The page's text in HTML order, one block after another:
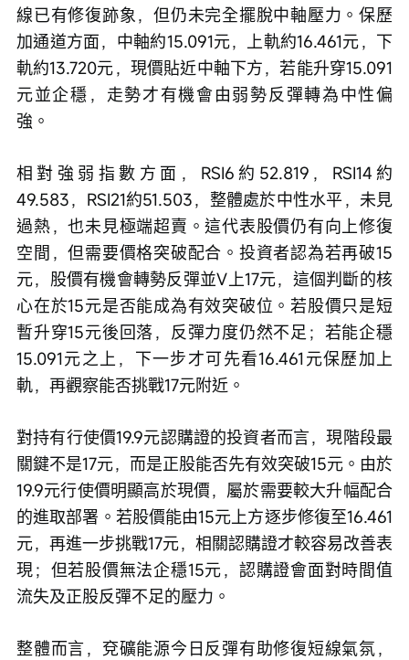
線已有修復跡象，但仍未完全擺脫中軸壓力。保歷
加通道方面，中軸約15.091元，上軌約16.461元，下
軌約13.720元，現價貼近中軸下方，若能升穿15.091
元並企穩，走勢才有機會由弱勢反彈轉為中性偏
強。
相對強弱指數方面，RSI6約52.819，RSI14約
49.583，RSI21約51.503，整體處於中性水平，未見
過熱，也未見極端超賣。這代表股價仍有向上修復
空間，但需要價格突破配合。投資者認為若再破15
元，股價有機會轉勢反彈並V上17元，這個判斷的核
心在於15元是否能成為有效突破位。若股價只是短
暫升穿15元後回落，反彈力度仍然不足；若能企穩
15.091元之上，下一步才可先看16.461元保歷加上
軌，再觀察能否挑戰17元附近。
對持有行使價19.9元認購證的投資者而言，現階段最
關鍵不是17元，而是正股能否先有效突破15元。由於
19.9元行使價明顯高於現價，屬於需要較大升幅配合
的進取部署。若股價能由15元上方逐步修復至16.461
元，再進一步挑戰17元，相關認購證才較容易改善表
現；但若股價無法企穩15元，認購證會面對時間值
流失及正股反彈不足的壓力。
整體而言，兗礦能源今日反彈有助修復短線氣氛，